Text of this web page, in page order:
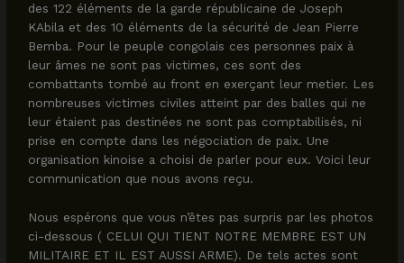
des 122 éléments de la garde républicaine de Joseph
KAbila et des 10 éléments de la sécurité de Jean Pierre
Bemba. Pour le peuple congolais ces personnes paix à
leur âmes ne sont pas victimes, ces sont des
combattants tombé au front en exerçant leur metier. Les
nombreuses victimes civiles atteint par des balles qui ne
leur étaient pas destinées ne sont pas comptabilisés, ni
prise en compte dans les négociation de paix. Une
organisation kinoise a choisi de parler pour eux. Voici leur
communication que nous avons reçu.
Nous espérons que vous n’êtes pas surpris par les photos
ci-dessous ( CELUI QUI TIENT NOTRE MEMBRE EST UN
MILITAIRE ET IL EST AUSSI ARME). De tels actes sont